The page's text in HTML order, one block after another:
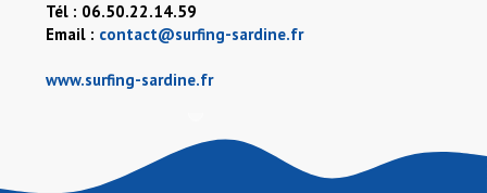
Tél : 06.50.22.14.59
Email : contact@surfing-sardine.fr
www.surfing-sardine.fr